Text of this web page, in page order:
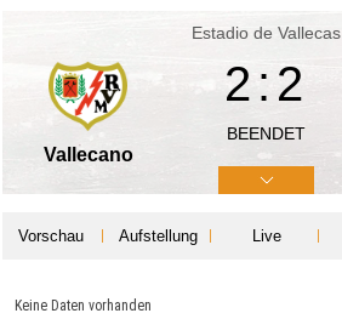
Estadio de Vallecas
Vallecano
2:2
BEENDET
Vorschau Aufstellung Live
Keine Daten vorhanden